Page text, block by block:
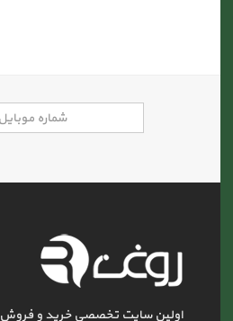
اولین سایت تخصصی خرید و فروش